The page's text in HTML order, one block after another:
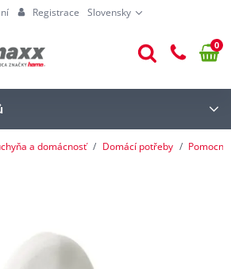
Registrace Slovensky
0
a domácnosť Domácí potřeby